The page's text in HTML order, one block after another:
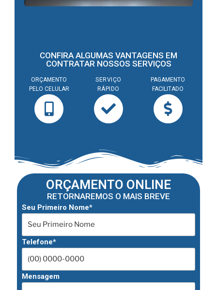
CONFIRA ALGUMAS VANTAGENS EM
CONTRATAR NOSSOS SERVIÇOS
ORÇAMENTO
PELO CELULAR
SERVIÇO
RÁPIDO
PAGAMENTO
FACILITADO
ORÇAMENTO ONLINE
RETORNAREMOS O MAIS BREVE
Seu Primeiro Nome*
Telefone*
Mensagem